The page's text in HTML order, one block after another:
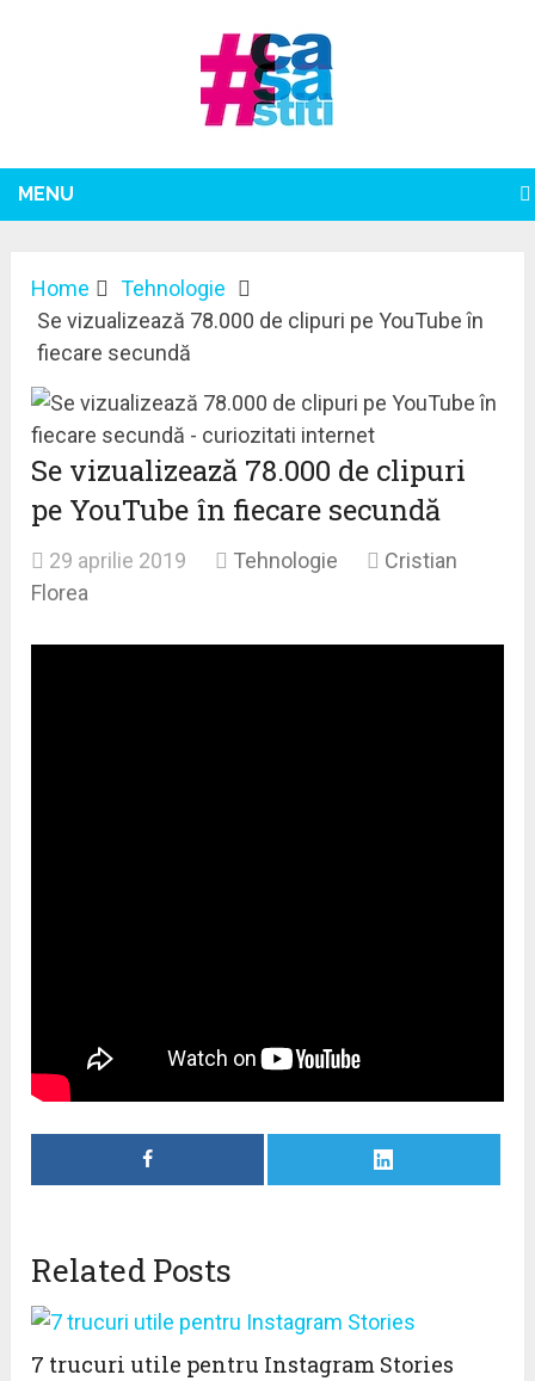
MENU
Home
Tehnologie
Se vizualizează 78.000 de clipuri pe YouTube în
fiecare secundă
Se vizualizează 78.000 de clipuri
pe YouTube în fiecare secundă
29 aprilie 2019 Tehnologie
Cristian
Florea
Related Posts
7 trucuri utile pentru Instagram Stories